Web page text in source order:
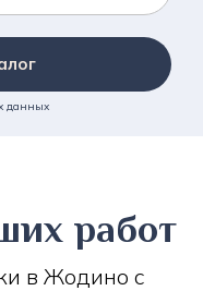
данных
работ
в Жодино с